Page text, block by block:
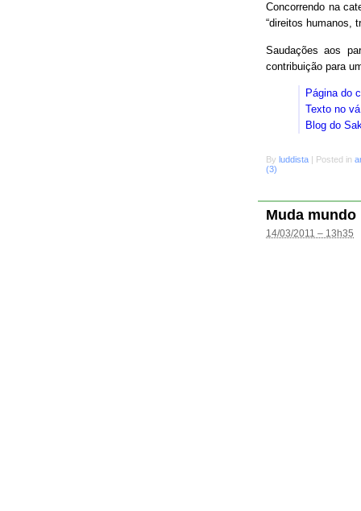
Concorrendo na
“direitos humanos,
Saudações aos
contribuição para
Página do
Texto no
Blog do
By luddista Posted in
(3)
Muda mundo
14/03/2011 – 13h35